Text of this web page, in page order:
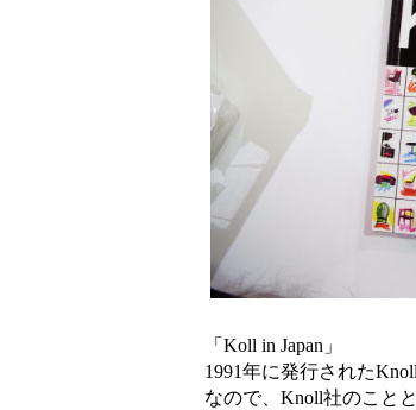
「Koll in Japan」
1991年に発行された
なので、Knoll社のこと